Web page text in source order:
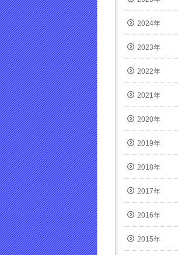
2024年
2023年
2022年
2021年
2020年
2019年
2018年
2017年
2016年
2015年